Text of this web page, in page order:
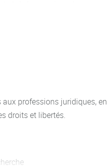
de droit privé
Cette spécialisation
sous réserve de se
conseil de perfectionnement de
une spécialisation juridique
des droits
professions juridiques, en
droits et libertés.